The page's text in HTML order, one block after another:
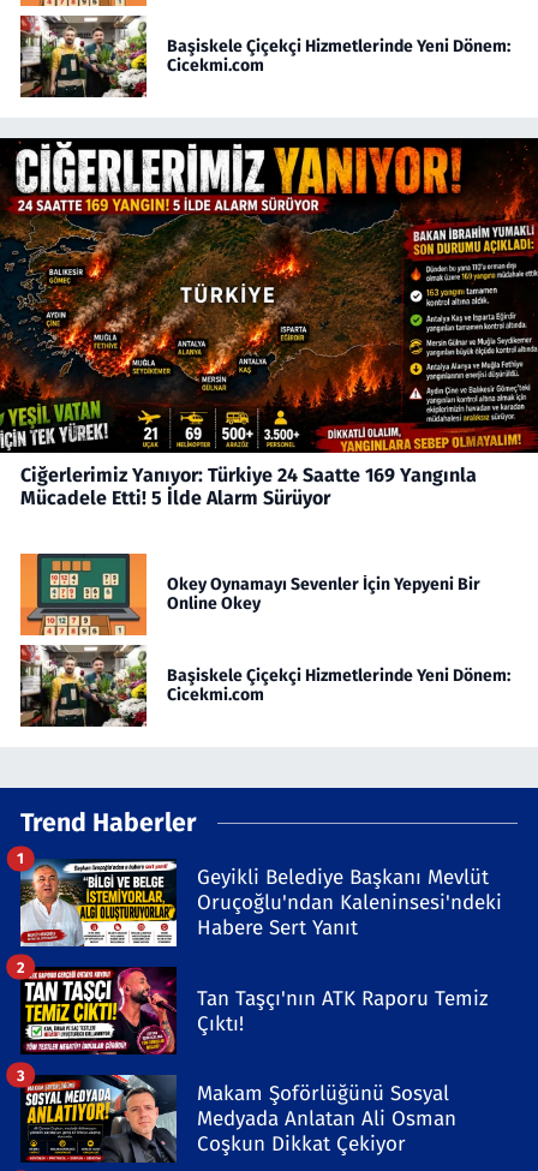
Başiskele Çiçekçi Hizmetlerinde Yeni Dönem:
Cicekmi.com
Ciğerlerimiz Yanıyor: Türkiye 24 Saatte 169 Yangınla
Mücadele Etti! 5 İlde Alarm Sürüyor
Okey Oynamayı Sevenler İçin Yepyeni Bir
Online Okey
Başiskele Çiçekçi Hizmetlerinde Yeni Dönem:
Cicekmi.com
Trend Haberler
Geyikli Belediye Başkanı Mevlüt
Oruçoğlu'ndan Kaleninsesi'ndeki
Habere Sert Yanıt
1
Tan Taşçı'nın ATK Raporu Temiz
Çıktı!
2
Makam Şoförlüğünü Sosyal
Medyada Anlatan Ali Osman
Coşkun Dikkat Çekiyor
3